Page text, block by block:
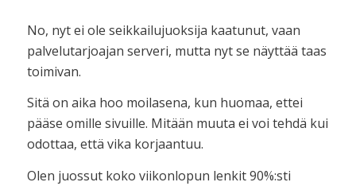
No, nyt ei ole seikkailujuoksija kaatunut, vaan
palvelutarjoajan serveri, mutta nyt se näyttää taas
toimivan.
Sitä on aika hoo moilasena, kun huomaa, ettei
pääse omille sivuille. Mitään muuta ei voi tehdä kui
odottaa, että vika korjaantuu.
Olen juossut koko viikonlopun lenkit 90%:sti